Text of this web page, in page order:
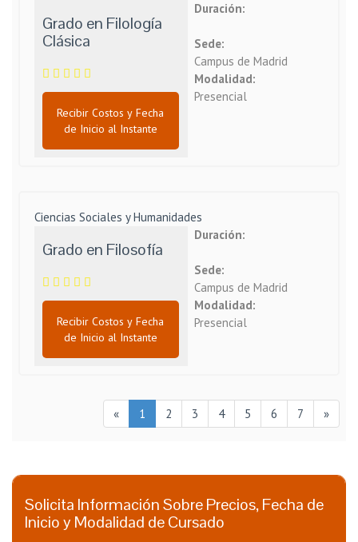
Grado en Filología
Clásica
Recibir Costos y Fecha
de Inicio al Instante
Duración:
Sede:
Campus de Madrid
Modalidad:
Presencial
Ciencias Sociales y Humanidades
Grado en Filosofía
Recibir Costos y Fecha
de Inicio al Instante
Duración:
Sede:
Campus de Madrid
Modalidad:
Presencial
« 1 2 3 4 5 6 7 »
Solicita Información Sobre Precios, Fecha de
Inicio y Modalidad de Cursado